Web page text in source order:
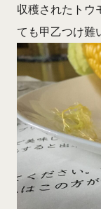
収穫されたトウ
ても甲乙つけ難